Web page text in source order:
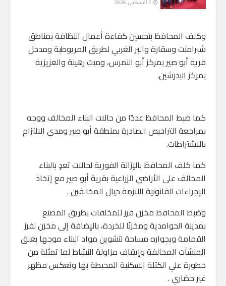
وكلف المحافظ بتحسين كفاءة أعمال النظافة بمناطق
شبرامنت وسقارة والبر الغربي لطريق المريوطية ومدخل
قرية أبو صير بمركز أبو النمرس، وميت رهينة والعزيزية
بمركز البدرشين.
كما ضبط المحافظ عددًا من حالات البناء المخالف ووجه
بمراجعة التراخيص الصادرة بمنطقة أبو صير ومدي الالتزام
بالاشتراطات.
كما كلف المحافظ بالإزالة الفورية لحالات تعدٍ بالبناء
المخالف على الأراضي الزراعية بقرية أبو صير مع إتخاذ
الإجراءات القانونية اللازمة حيال المخالفين .
وضبط المحافظ مخزن فرز للمخلفات بطريق المصنع
بمدينة الحوامدية ومخزنًا للخردة، بالإضافة إلى مخزن لفرز
القمامة وبجواره مساحة لتشوين مواد البناء موجها بغلق
المنشآت المخالفة وإيقاف مزاولة النشاط لما تمثلة من
خطورة علي الكتلة السكنية المحيطة بها وتعكس مظهر
غير حضاري .